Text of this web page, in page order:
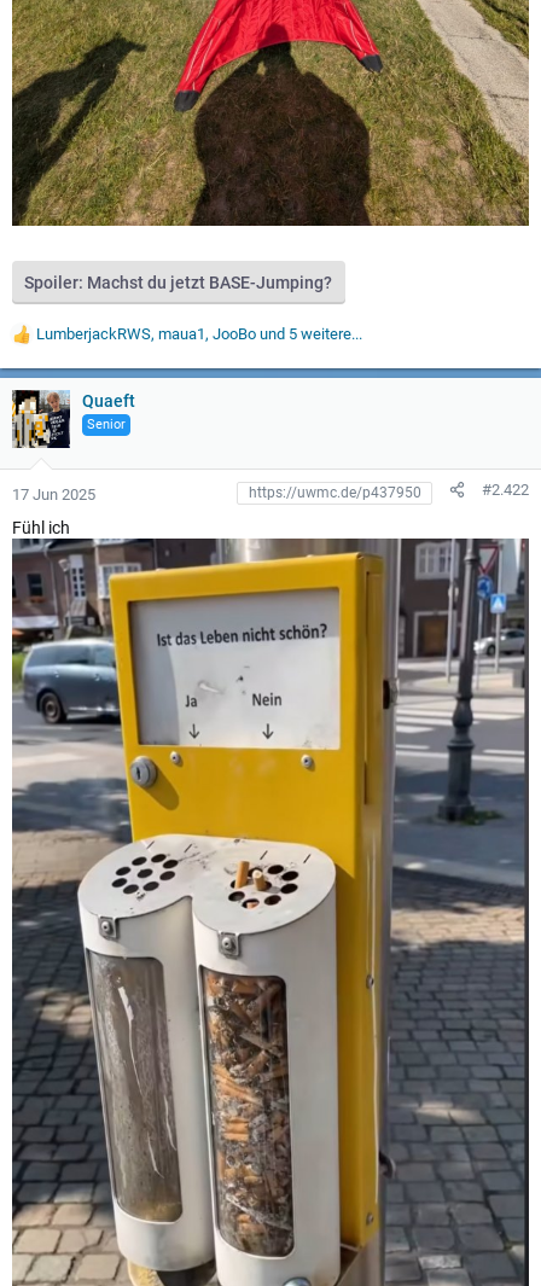
Spoiler: Machst du jetzt BASE-Jumping?
W
r
t
u
n
n
LumberjackRWS, maua1, JooBo und 5 weitere...
Quaeft
Senior
17 Jun 2025 #2.422
Fühl ich